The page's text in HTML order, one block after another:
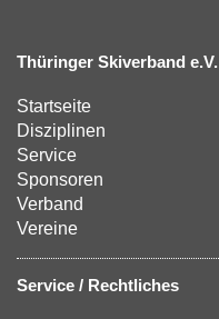
Thüringer Skiverband e.V.
Startseite
Disziplinen
Service
Sponsoren
Verband
Vereine
Service / Rechtliches